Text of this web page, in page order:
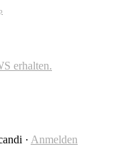
erhalten.
· Anmelden